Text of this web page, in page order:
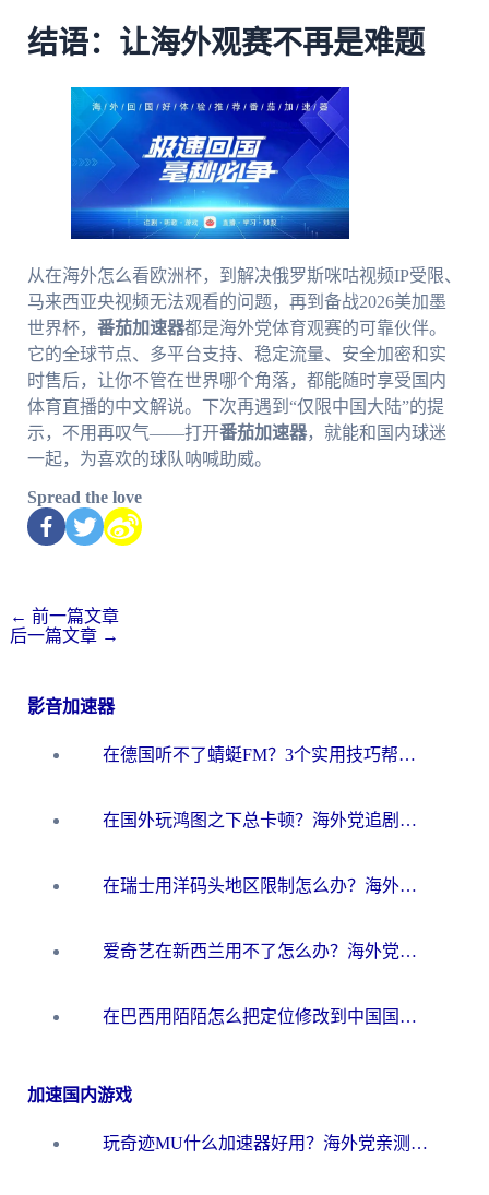
结语：让海外观赛不再是难题
从在海外怎么看欧洲杯，到解决俄罗斯咪咕视频IP受限、
马来西亚央视频无法观看的问题，再到备战2026美加墨
世界杯， 番茄加速器都是海外党体育观赛的可靠伙伴。
它的全球节点、多平台支持、稳定流量、安全加密和实
时售后，让你不管在世界哪个角落，都能随时享受国内
体育直播的中文解说。下次再遇到“仅限中国大陆”的提
示，不用再叹气——打开番茄加速器，就能和国内球迷
一起，为喜欢的球队呐喊助威。
Spread the love
← 前一篇文章
后一篇文章 →
影音加速器
在德国听不了蜻蜓FM？3个实用技巧帮你解锁国内影音自由
在国外玩鸿图之下总卡顿？海外党追剧听歌的3个实用解决方案
在瑞士用洋码头地区限制怎么办？海外华人必看的回国加速全攻略
爱奇艺在新西兰用不了怎么办？海外党亲测有效的回国加速方案
在巴西用陌陌怎么把定位修改到中国国内？海外党必看的回国加速全攻略
加速国内游戏
玩奇迹MU什么加速器好用？海外党亲测：这款加速器让你告别延迟卡顿！